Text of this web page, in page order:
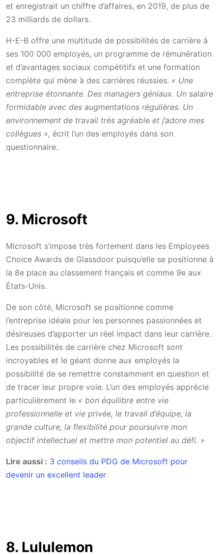
et enregistrait un chiffre d’affaires, en 2019, de plus de
23 milliards de dollars.
H-E-B offre une multitude de possibilités de carrière à
ses 100 000 employés, un programme de rémunération
et d’avantages sociaux compétitifs et une formation
complète qui mène à des carrières réussies. « Une
entreprise étonnante. Des managers géniaux. Un salaire
formidable avec des augmentations régulières. Un
environnement de travail très agréable et j’adore mes
collègues », écrit l’un des employés dans son
questionnaire.
9. Microsoft
Microsoft s’impose très fortement dans les Employees
Choice Awards de Glassdoor puisqu’elle se positionne à
la 8e place au classement français et comme 9e aux
États-Unis.
De son côté, Microsoft se positionne comme
l’entreprise idéale pour les personnes passionnées et
désireuses d’apporter un réel impact dans leur carrière.
Les possibilités de carrière chez Microsoft sont
incroyables et le géant donne aux employés la
possibilité de se remettre constamment en question et
de tracer leur propre voie. L’un des employés apprécie
particulièrement le « bon équilibre entre vie
professionnelle et vie privée, le travail d’équipe, la
grande culture, la flexibilité pour poursuivre mon
objectif intellectuel et mettre mon potentiel au défi. »
Lire aussi : 3 conseils du PDG de Microsoft pour
devenir un excellent leader
8. Lululemon